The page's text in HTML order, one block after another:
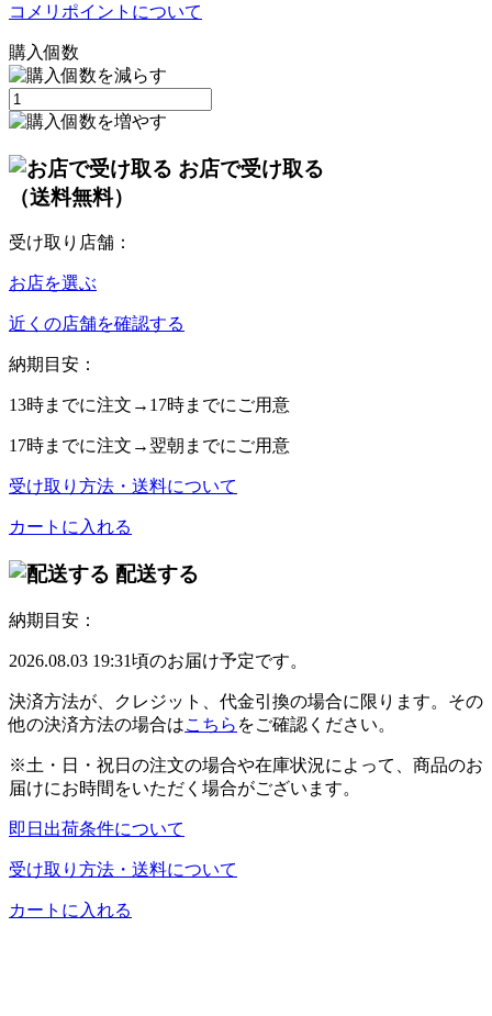
コメリポイントについて
購入個数
お店で受け取る
（送料無料）
受け取り店舗：
お店を選ぶ
近くの店舗を確認する
納期目安：
13時までに注文→ 17時までにご用意
17時までに注文→ 翌朝 までにご用意
受け取り方法・送料について
カートに入れる
配送する
納期目安：
2026.08.03 19:31頃のお届け予定です。
決済方法が、クレジット、代金引換の場合に限ります。その
他の決済方法の場合はこちら をご確認ください。
※土・日・祝日の注文の場合や在庫状況によって、商品のお
届けにお時間をいただく場合がございます。
即日出荷条件について
受け取り方法・送料について
カートに入れる